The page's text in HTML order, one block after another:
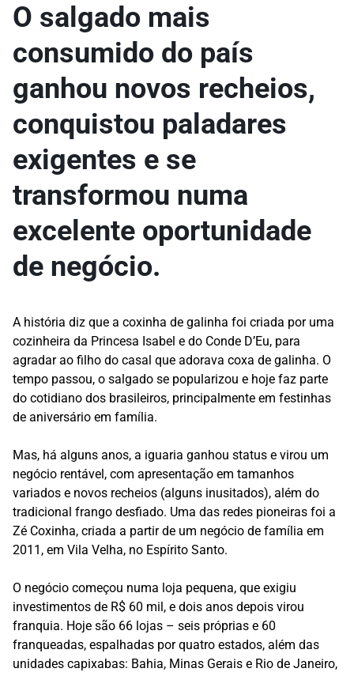
O salgado mais
consumido do país
ganhou novos recheios,
conquistou paladares
exigentes e se
transformou numa
excelente oportunidade
de negócio.
A história diz que a coxinha de galinha foi criada por uma
cozinheira da Princesa Isabel e do Conde D’Eu, para
agradar ao filho do casal que adorava coxa de galinha. O
tempo passou, o salgado se popularizou e hoje faz parte
do cotidiano dos brasileiros, principalmente em festinhas
de aniversário em família.
Mas, há alguns anos, a iguaria ganhou status e virou um
negócio rentável, com apresentação em tamanhos
variados e novos recheios (alguns inusitados), além do
tradicional frango desfiado. Uma das redes pioneiras foi a
Zé Coxinha, criada a partir de um negócio de família em
2011, em Vila Velha, no Espírito Santo.
O negócio começou numa loja pequena, que exigiu
investimentos de R$ 60 mil, e dois anos depois virou
franquia. Hoje são 66 lojas – seis próprias e 60
franqueadas, espalhadas por quatro estados, além das
unidades capixabas: Bahia, Minas Gerais e Rio de Janeiro,